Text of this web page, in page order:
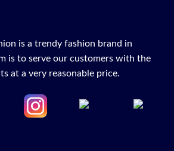
is a trendy fashion brand in
is to serve our customers with the
at a very reasonable price.